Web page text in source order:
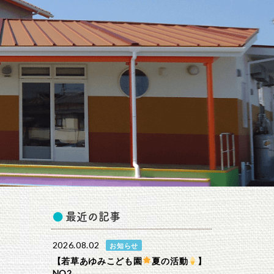
最近の記事
2026.08.02 お知らせ
【若草あゆみこども園 夏の活動
】